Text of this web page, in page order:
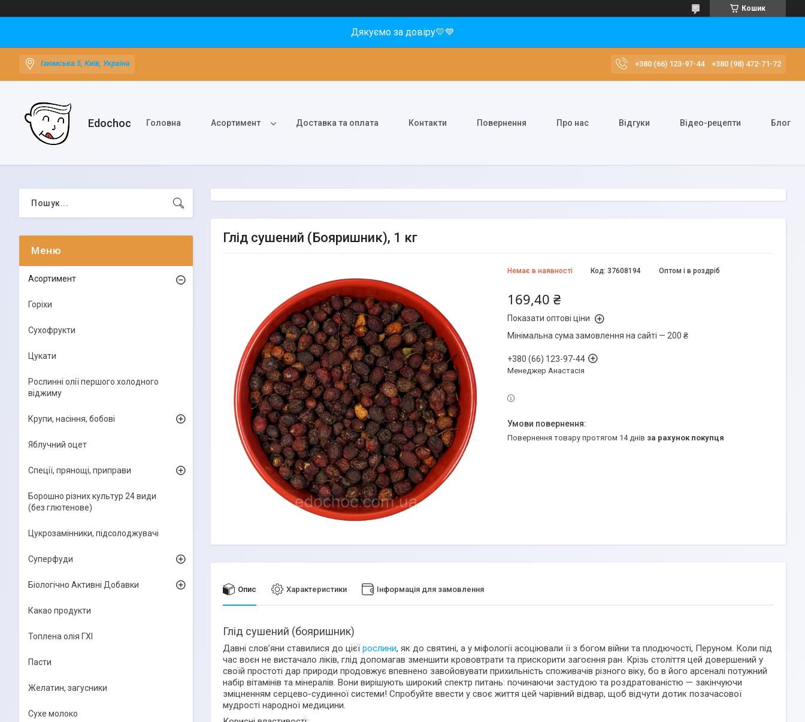
Кошик
Дякуємо за довіру💛💙
Ізюмська 5, Київ, Україна +380 (66) 123-97-44 +380 (98) 472-71-72
Edochoс Головна Асортимент Доставка та оплата Контакти Повернення Про нас Відгуки Відео-рецепти Блог
Глід сушений (Бояришник), 1 кг
Немає в наявності Оптом і в роздріб
Код: 37608194
169,40 ₴
Показати оптові ціни
Мінімальна сума замовлення на сайті — 200 ₴
+380 (66) 123-97-44
Менеджер Анастасія
повернення товару протягом 14 днів за рахунок покупця
Опис Характеристики Інформація для замовлення
Глід сушений (бояришник)
Давні слов’яни ставилися до цієї рослини, як до святині, а у міфології асоціювали її з богом війни та плодючості, Перуном. Коли під
час воєн не вистачало ліків, глід допомагав зменшити крововтрати та прискорити загоєння ран. Крізь століття цей довершений у
своїй простоті дар природи продовжує впевнено завойовувати прихильність споживачів різного віку, бо в його арсеналі потужний
набір вітамінів та мінералів. Вони вирішують широкий спектр питань: починаючи застудою та роздратованістю — закінчуючи
зміцненням серцево-судинної системи! Спробуйте ввести у своє життя цей чарівний відвар, щоб відчути дотик позачасової
мудрості народної медицини.
Асортимент
Горіхи
Сухофрукти
Цукати
Рослинні олії першого холодного
віджиму
Крупи, насіння, бобові
Яблучний оцет
Спеції, прянощі, приправи
Борошно різних культур 24 види
(без глютенове)
Цукрозамінники, підсолоджувачі
Суперфуди
Біологічно Активні Добавки
Какао продукти
Топлена олія ГХІ
Пасти
Желатин, загусники
Сухе молоко